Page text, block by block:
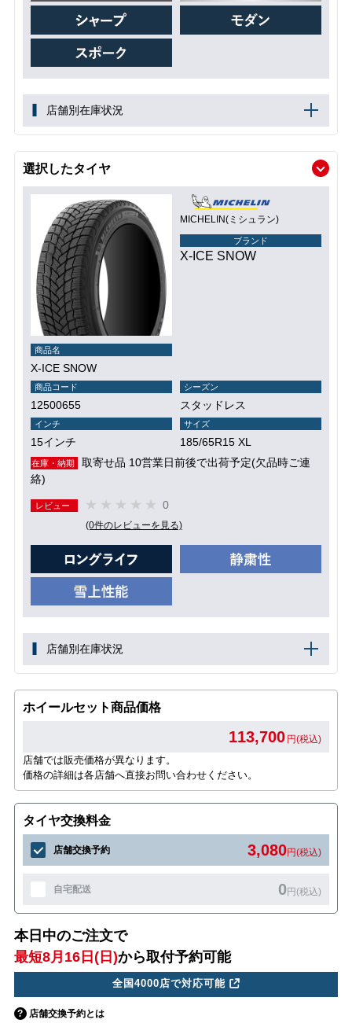
店舗別在庫状況
選択したタイヤ
MICHELIN(ミシュラン)
ブランド
X-ICE SNOW
商品名
X-ICE SNOW
商品コード
12500655
シーズン
スタッドレス
インチ
15インチ
サイズ
185/65R15 XL
在庫・納期
取寄せ品 10営業日前後で出荷予定(欠品時ご連
絡)
レビュー 0
(0件のレビューを見る)
店舗別在庫状況
ホイールセット商品価格
113,700 円(税込)
店舗では販売価格が異なります。
価格の詳細は各店舗へ直接お問い合わせください。
タイヤ交換料金
店舗交換予約 3,080円(税込)
自宅配送 0円(税込)
本日中のご注文で
最短8月16日(日)から取付予約可能
全国4000店で対応可能
店舗交換予約とは